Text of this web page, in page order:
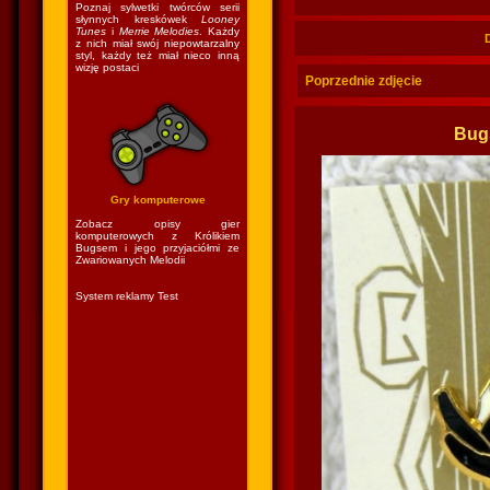
Poznaj sylwetki twórców serii
słynnych kreskówek Looney
Tunes i Merrie Melodies . Każdy
z nich miał swój niepowtarzalny
styl, każdy też miał nieco inną
wizję postaci
Gry komputerowe
Zobacz opisy gier
komputerowych z Królikiem
Bugsem i jego przyjaciółmi ze
Zwariowanych Melodii
System reklamy Test
Poprzednie zdjęcie